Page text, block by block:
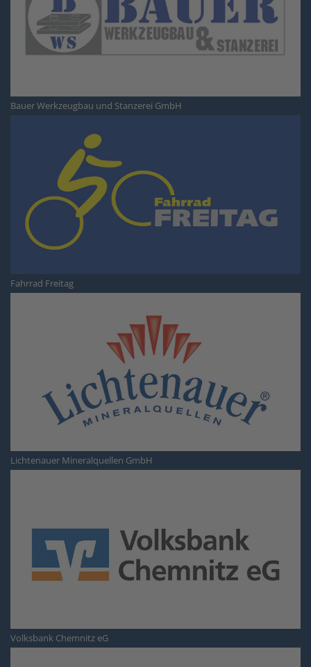
Bauer Werkzeugbau und Stanzerei GmbH
Fahrrad Freitag
Lichtenauer Mineralquellen GmbH
Volksbank Chemnitz eG